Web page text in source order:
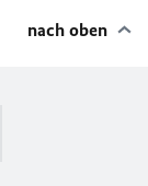
nach oben